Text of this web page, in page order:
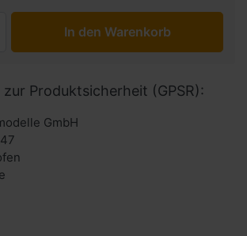
In den Warenkorb
Produktsicherheit (GPSR):
GmbH